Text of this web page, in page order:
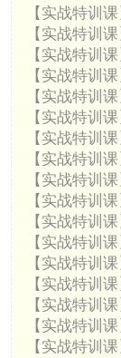
【实战特训
【实战特训
【实战特训
【实战特训
【实战特训
【实战特训
【实战特训
【实战特训
【实战特训
【实战特训
【实战特训
【实战特训
【实战特训
【实战特训
【实战特训
【实战特训
【实战特训